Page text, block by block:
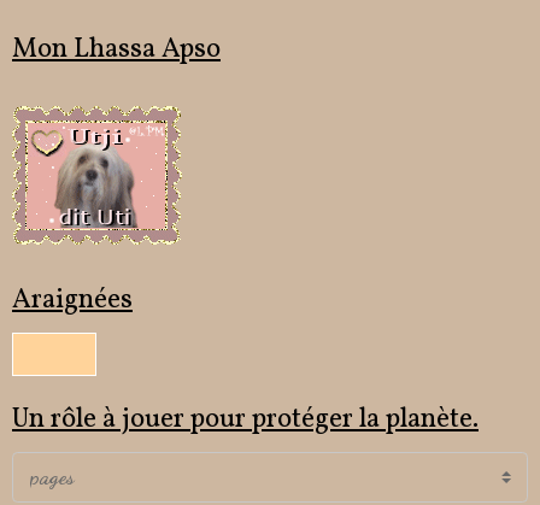
Mon Lhassa Apso
Araignées
Un rôle à jouer pour protéger la planète.